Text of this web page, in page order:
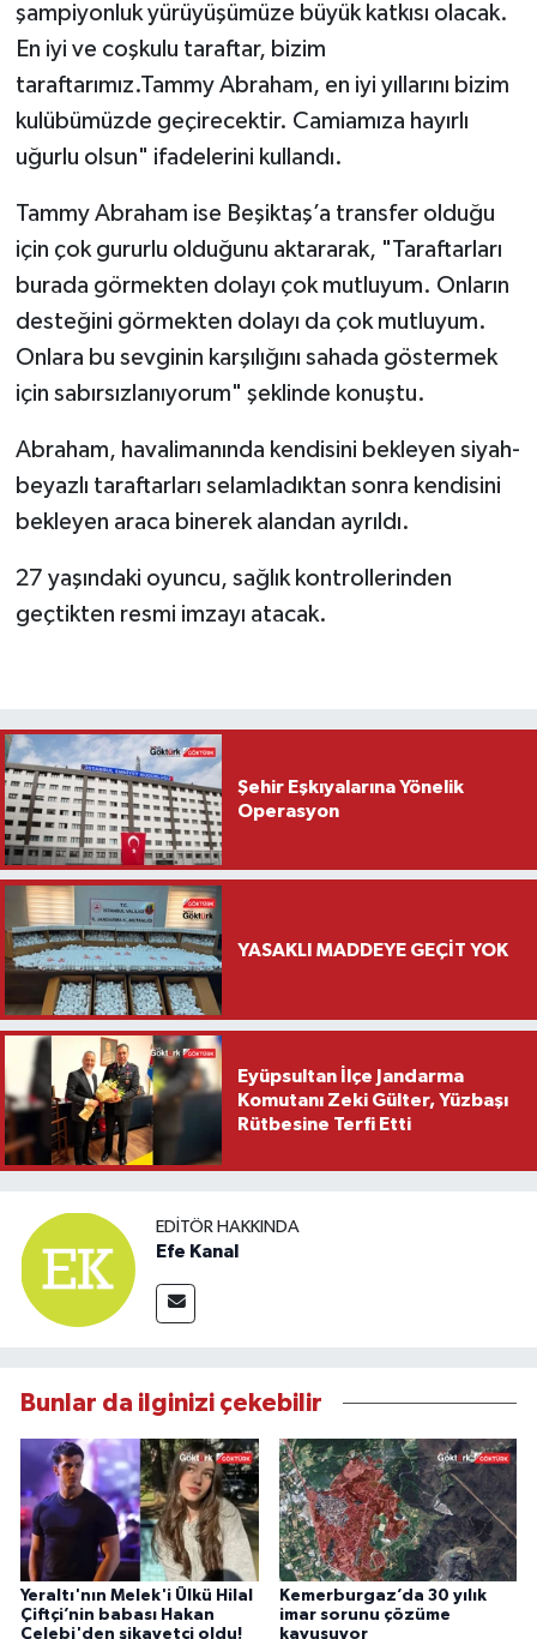
şampiyonluk yürüyüşümüze büyük katkısı olacak.
En iyi ve coşkulu taraftar, bizim
taraftarımız.Tammy Abraham, en iyi yıllarını bizim
kulübümüzde geçirecektir. Camiamıza hayırlı
uğurlu olsun" ifadelerini kullandı.
Tammy Abraham ise Beşiktaş’a transfer olduğu
için çok gururlu olduğunu aktararak, "Taraftarları
burada görmekten dolayı çok mutluyum. Onların
desteğini görmekten dolayı da çok mutluyum.
Onlara bu sevginin karşılığını sahada göstermek
için sabırsızlanıyorum" şeklinde konuştu.
Abraham, havalimanında kendisini bekleyen siyah-
beyazlı taraftarları selamladıktan sonra kendisini
bekleyen araca binerek alandan ayrıldı.
27 yaşındaki oyuncu, sağlık kontrollerinden
geçtikten resmi imzayı atacak.
Şehir Eşkıyalarına Yönelik
Operasyon
YASAKLI MADDEYE GEÇİT YOK
Eyüpsultan İlçe Jandarma
Komutanı Zeki Gülter, Yüzbaşı
Rütbesine Terfi Etti
EDITÖR HAKKINDA
Efe Kanal
Bunlar da ilginizi çekebilir
Yeraltı'nın Melek'i Ülkü Hilal
Çiftçi’nin babası Hakan
Çelebi'den şikayetçi oldu!
Kemerburgaz’da 30 yılık
imar sorunu çözüme
kavuşuyor